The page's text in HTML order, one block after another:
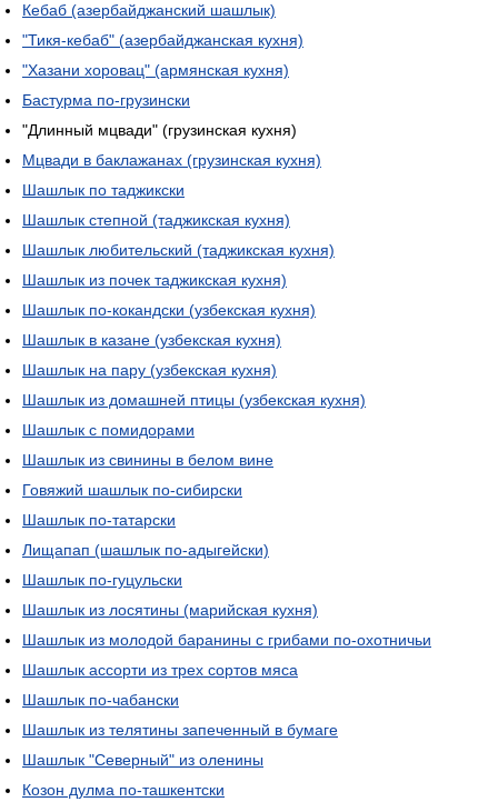
Кебаб (азербайджанский шашлык)
"Тикя-кебаб" (азербайджанская кухня)
"Хазани хоровац" (армянская кухня)
Бастурма по-грузински
"Длинный мцвади" (грузинская кухня)
Мцвади в баклажанах (грузинская кухня)
Шашлык по таджикски
Шашлык степной (таджикская кухня)
Шашлык любительский (таджикская кухня)
Шашлык из почек таджикская кухня)
Шашлык по-кокандски (узбекская кухня)
Шашлык в казане (узбекская кухня)
Шашлык на пару (узбекская кухня)
Шашлык из домашней птицы (узбекская кухня)
Шашлык с помидорами
Шашлык из свинины в белом вине
Говяжий шашлык по-сибирски
Шашлык по-татарски
Лищапап (шашлык по-адыгейски)
Шашлык по-гуцульски
Шашлык из лосятины (марийская кухня)
Шашлык из молодой баранины с грибами по-охотничьи
Шашлык ассорти из трех сортов мяса
Шашлык по-чабански
Шашлык из телятины запеченный в бумаге
Шашлык "Северный" из оленины
Козон дулма по-ташкентски